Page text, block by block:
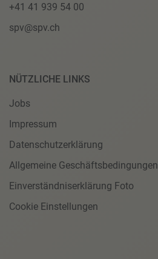
+41 41 939 54 00
spv@spv.ch
NÜTZLICHE LINKS
Jobs
Impressum
Datenschutzerklärung
Allgemeine Geschäftsbedingungen
Einverständniserklärung Foto
Cookie Einstellungen